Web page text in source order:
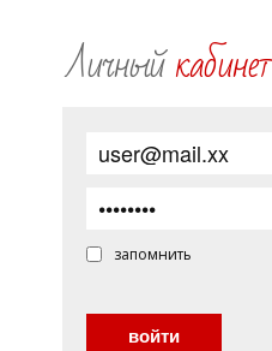
Личныйкабинет
запомнить